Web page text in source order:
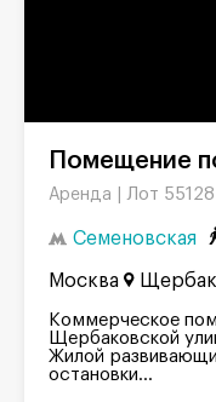
Помещение
Аренда | Лот 55128
Семеновская
Москва
Коммерческое
Щербаковской
Жилой
остановки...